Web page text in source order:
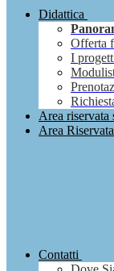
Didattica
Offerta
I
Area riservata
Area
Contatti